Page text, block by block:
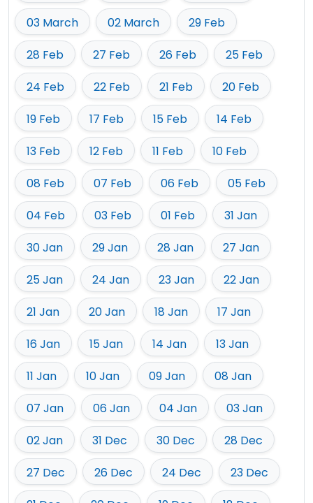
03 March
02 March
29 Feb
28 Feb
27 Feb 26 Feb
25 Feb
24 Feb
22 Feb 21 Feb
20 Feb
19 Feb
17 Feb 15 Feb
14 Feb
13 Feb
12 Feb 11 Feb
10 Feb
08 Feb
07 Feb 06 Feb
05 Feb
04 Feb
03 Feb 01 Feb
31 Jan
30 Jan
29 Jan 28 Jan
27 Jan
25 Jan
24 Jan 23 Jan
22 Jan
21 Jan
20 Jan 18 Jan
17 Jan
16 Jan
15 Jan 14 Jan
13 Jan
11 Jan
10 Jan 09 Jan
08 Jan
07 Jan
06 Jan 04 Jan
03 Jan
02 Jan
31 Dec 30 Dec
28 Dec
27 Dec
26 Dec 24 Dec
23 Dec